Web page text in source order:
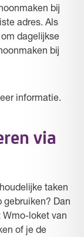
bij
adres. Als
dagelijkse
bij
informatie.
via
taken
gebruiken? Dan
Wmo-loket van
of je de